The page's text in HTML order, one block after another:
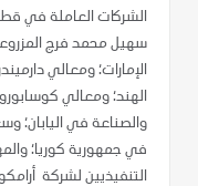
الشركات العاملة في
سهيل محمد فرج
الإمارات؛ ومعالي
الهند؛ ومعالي كوسابورو
والصناعة في اليابان؛
في جمهورية كوريا؛
التنفيذيين لشركة